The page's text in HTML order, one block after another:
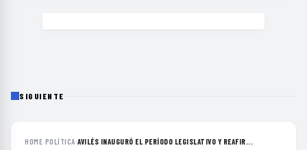
SIGUIENTE
HOME›POLÍTICA›AVILÉS INAUGURÓ EL PERÍODO LEGISLATIVO Y REAFIR...